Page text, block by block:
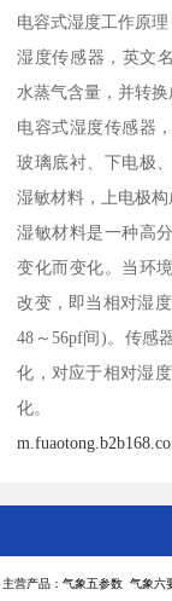
电容式湿度工作原理
湿度传感器，英文
水蒸气含量，并转换
电容式湿度传感器
玻璃底衬、下电极
湿敏材料，上电极构
湿敏材料是一种高
变化而变化。当环
改变，即当相对湿
48～56pf间)。传感
化，对应于相对湿
化。
主营产品：气象五参数 气象